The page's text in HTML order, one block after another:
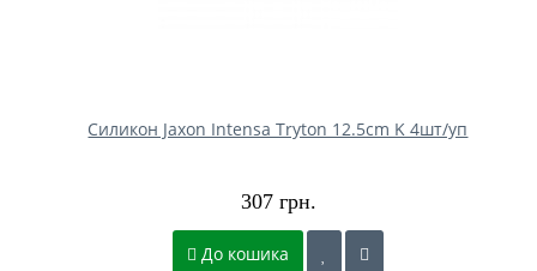
Силикон Jaxon Intensa Tryton 12.5cm K 4шт/уп
307 грн.
До кошика